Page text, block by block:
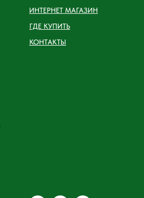
ИНТЕРНЕТ МАГАЗИН
ГДЕ КУПИТЬ
КОНТАКТЫ